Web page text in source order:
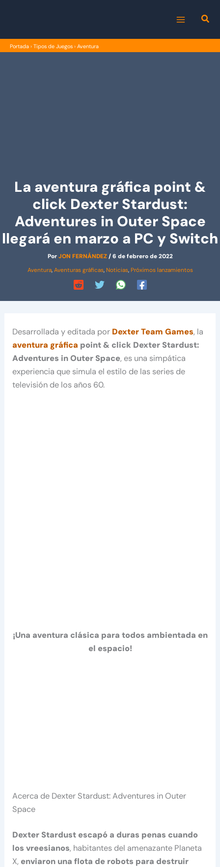
MENU
Portada › Tipos de Juegos › Aventura
La aventura gráfica point &
click Dexter Stardust:
Adventures in Outer Space
llegará en marzo a PC y Switch
PorJON FERNÁNDEZ/6 de febrero de 2022
Aventura,Aventuras gráficas, Noticias, Próximos lanzamientos
Desarrollada y editada por Dexter Team Games, la
aventura gráfica point & click Dexter Stardust:
Adventures in Outer Space, es una simpática
experiencia que simula el estilo de las series de
televisión de los años 60.
¡Una aventura clásica para todos ambientada en
el espacio!
Acerca de Dexter Stardust: Adventures in Outer
Space
Dexter Stardust escapó a duras penas cuando
los vreesianos, habitantes del amenazante Planeta
X, enviaron una flota de robots para destruir